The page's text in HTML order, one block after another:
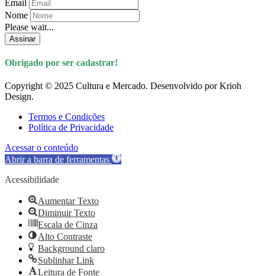
Email
Nome
Please wait...
Assinar
Obrigado por ser cadastrar!
Copyright © 2025 Cultura e Mercado. Desenvolvido por Krioh
Design.
Termos e Condições
Política de Privacidade
Acessar o conteúdo
Abrir a barra de ferramentas
Acessibilidade
Aumentar Texto
Diminuir Texto
Escala de Cinza
Alto Contraste
Background claro
Sublinhar Link
Leitura de Fonte